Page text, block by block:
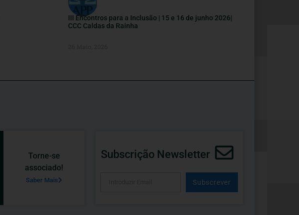
III Encontros para a Inclusão | 15 e 16 de junho 2026|
CCC Caldas da Rainha
Torne-se
associado!
Saber Mais
Subscrição Newsletter
Subscrever